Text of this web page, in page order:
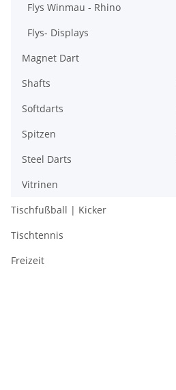
Flys Winmau - Rhino
Flys- Displays
Magnet Dart
Shafts
Softdarts
Spitzen
Steel Darts
Vitrinen
Tischfußball | Kicker
Tischtennis
Freizeit